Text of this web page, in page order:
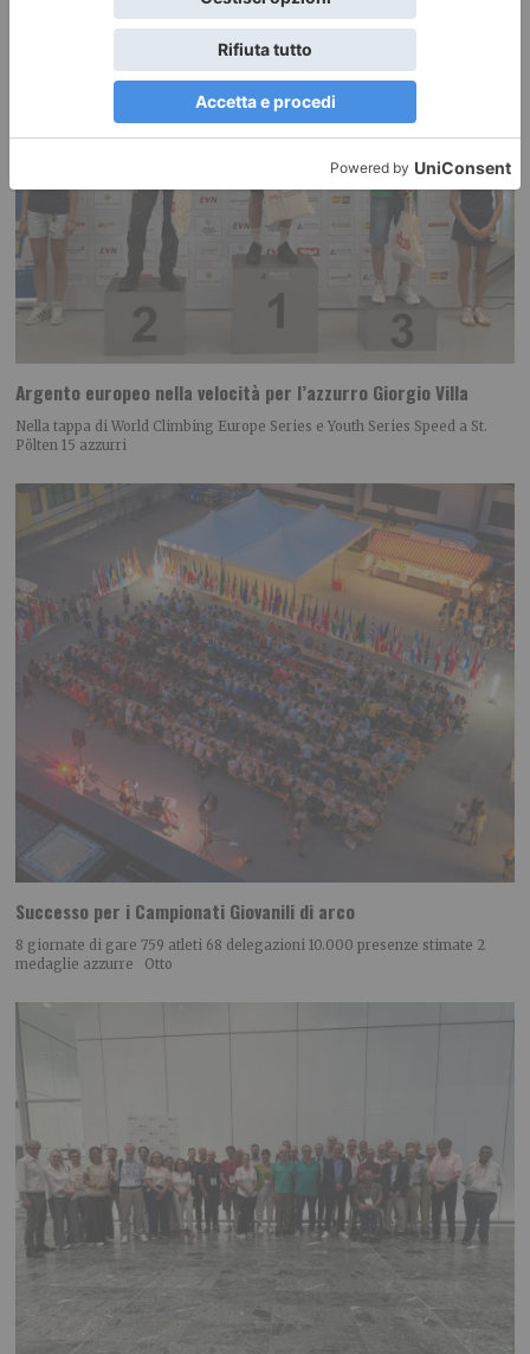
Argento europeo nella velocità per l’azzurro Giorgio Villa
Nella tappa di World Climbing Europe Series e Youth Series Speed a St.
Pölten 15 azzurri
Successo per i Campionati Giovanili di arco
8 giornate di gare 759 atleti 68 delegazioni 10.000 presenze stimate 2
medaglie azzurre Otto